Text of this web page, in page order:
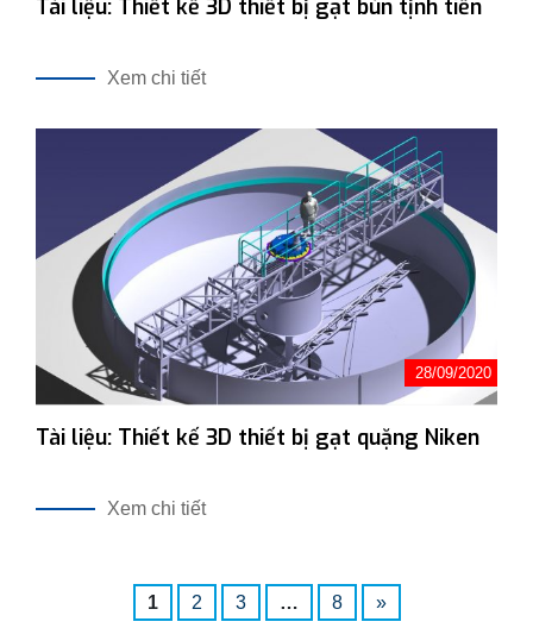
Tài liệu: Thiết kế 3D thiết bị gạt bùn tịnh tiến
Xem chi tiết
28/09/2020
Tài liệu: Thiết kế 3D thiết bị gạt quặng Niken
Xem chi tiết
1 2 3 … 8 »